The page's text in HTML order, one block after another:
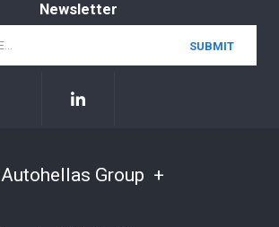
Newsletter
Autohellas Group